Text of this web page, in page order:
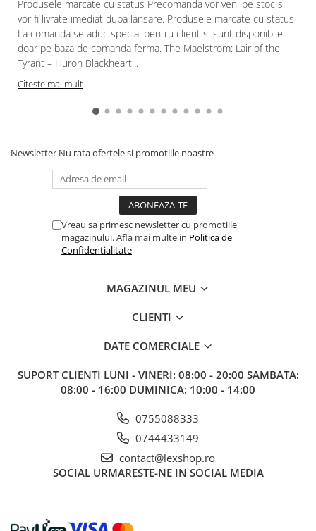
Figurine
Star Wars figurine
Friday The 13th
Marvel Univers
Figurine diverse
One Piece
Dragon Ball
Accesorii Gundam
Board games
Teren
Produsele marcate cu status Precomanda vor veni pe stoc si
vor fi livrate imediat dupa lansare. Produsele marcate cu status
La comanda se aduc special pentru client si sunt disponibile
doar pe baza de comanda ferma. The Maelstrom: Lair of the
Tyrant – Huron Blackheart...
Citeste mai mult
Newsletter Nu rata ofertele si promotiile noastre
Vreau sa primesc newsletter cu promotiile
magazinului. Afla mai multe in Politica de
Confidentialitate
MAGAZINUL MEU
CLIENTI
DATE COMERCIALE
SUPORT CLIENTI LUNI - VINERI: 08:00 - 20:00 SAMBATA:
08:00 - 16:00 DUMINICA: 10:00 - 14:00
0755088333
0744433149
contact@lexshop.ro
SOCIAL URMARESTE-NE IN SOCIAL MEDIA